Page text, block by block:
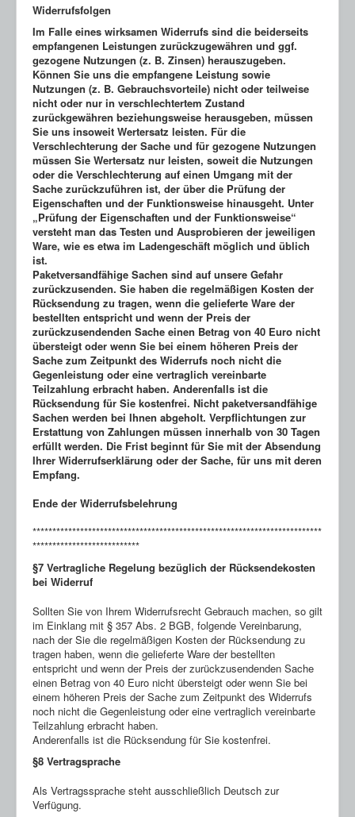
Widerrufsfolgen
Im Falle eines wirksamen Widerrufs sind die beiderseits
empfangenen Leistungen zurückzugewähren und ggf.
gezogene Nutzungen (z. B. Zinsen) herauszugeben.
Können Sie uns die empfangene Leistung sowie
Nutzungen (z. B. Gebrauchsvorteile) nicht oder teilweise
nicht oder nur in verschlechtertem Zustand
zurückgewähren beziehungsweise herausgeben, müssen
Sie uns insoweit Wertersatz leisten. Für die
Verschlechterung der Sache und für gezogene Nutzungen
müssen Sie Wertersatz nur leisten, soweit die Nutzungen
oder die Verschlechterung auf einen Umgang mit der
Sache zurückzuführen ist, der über die Prüfung der
Eigenschaften und der Funktionsweise hinausgeht. Unter
„Prüfung der Eigenschaften und der Funktionsweise“
versteht man das Testen und Ausprobieren der jeweiligen
Ware, wie es etwa im Ladengeschäft möglich und üblich
ist.
Paketversandfähige Sachen sind auf unsere Gefahr
zurückzusenden. Sie haben die regelmäßigen Kosten der
Rücksendung zu tragen, wenn die gelieferte Ware der
bestellten entspricht und wenn der Preis der
zurückzusendenden Sache einen Betrag von 40 Euro nicht
übersteigt oder wenn Sie bei einem höheren Preis der
Sache zum Zeitpunkt des Widerrufs noch nicht die
Gegenleistung oder eine vertraglich vereinbarte
Teilzahlung erbracht haben. Anderenfalls ist die
Rücksendung für Sie kostenfrei. Nicht paketversandfähige
Sachen werden bei Ihnen abgeholt. Verpflichtungen zur
Erstattung von Zahlungen müssen innerhalb von 30 Tagen
erfüllt werden. Die Frist beginnt für Sie mit der Absendung
Ihrer Widerrufserklärung oder der Sache, für uns mit deren
Empfang.
Ende der Widerrufsbelehrung
*************************************************************************
***************************
§7 Vertragliche Regelung bezüglich der Rücksendekosten
bei Widerruf
Sollten Sie von Ihrem Widerrufsrecht Gebrauch machen, so gilt
im Einklang mit § 357 Abs. 2 BGB, folgende Vereinbarung,
nach der Sie die regelmäßigen Kosten der Rücksendung zu
tragen haben, wenn die gelieferte Ware der bestellten
entspricht und wenn der Preis der zurückzusendenden Sache
einen Betrag von 40 Euro nicht übersteigt oder wenn Sie bei
einem höheren Preis der Sache zum Zeitpunkt des Widerrufs
noch nicht die Gegenleistung oder eine vertraglich vereinbarte
Teilzahlung erbracht haben.
Anderenfalls ist die Rücksendung für Sie kostenfrei.
§8 Vertragsprache
Als Vertragssprache steht ausschließlich Deutsch zur
Verfügung.